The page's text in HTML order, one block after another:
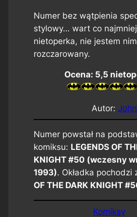
Numer bez wątpienia
stylowy… wart co najmniej
nietoperka, nie jestem
rozczarowany.
Ocena: 5,5
Autor:
Numer powstał na
komiksu: LEGENDS OF
KNIGHT #50 (wczesny
1993). Okładka pochodzi
OF THE DARK KNIGHT
Komiksy